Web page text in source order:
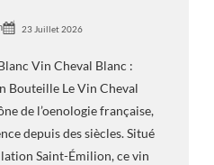
23 Juillet 2026
Vin Cheval Blanc :
Bouteille Le Vin Cheval
de l’oenologie française,
depuis des siècles. Situé
Saint-Émilion, ce vin